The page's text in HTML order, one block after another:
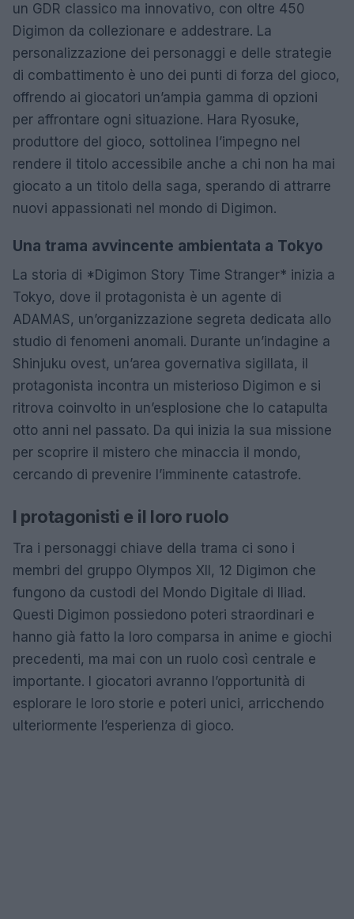
un GDR classico ma innovativo, con oltre 450
Digimon da collezionare e addestrare. La
personalizzazione dei personaggi e delle strategie
di combattimento è uno dei punti di forza del gioco,
offrendo ai giocatori un’ampia gamma di opzioni
per affrontare ogni situazione. Hara Ryosuke,
produttore del gioco, sottolinea l’impegno nel
rendere il titolo accessibile anche a chi non ha mai
giocato a un titolo della saga, sperando di attrarre
nuovi appassionati nel mondo di Digimon.
Una trama avvincente ambientata a Tokyo
La storia di *Digimon Story Time Stranger* inizia a
Tokyo, dove il protagonista è un agente di
ADAMAS, un’organizzazione segreta dedicata allo
studio di fenomeni anomali. Durante un’indagine a
Shinjuku ovest, un’area governativa sigillata, il
protagonista incontra un misterioso Digimon e si
ritrova coinvolto in un’esplosione che lo catapulta
otto anni nel passato. Da qui inizia la sua missione
per scoprire il mistero che minaccia il mondo,
cercando di prevenire l’imminente catastrofe.
I protagonisti e il loro ruolo
Tra i personaggi chiave della trama ci sono i
membri del gruppo Olympos XII, 12 Digimon che
fungono da custodi del Mondo Digitale di Iliad.
Questi Digimon possiedono poteri straordinari e
hanno già fatto la loro comparsa in anime e giochi
precedenti, ma mai con un ruolo così centrale e
importante. I giocatori avranno l’opportunità di
esplorare le loro storie e poteri unici, arricchendo
ulteriormente l’esperienza di gioco.